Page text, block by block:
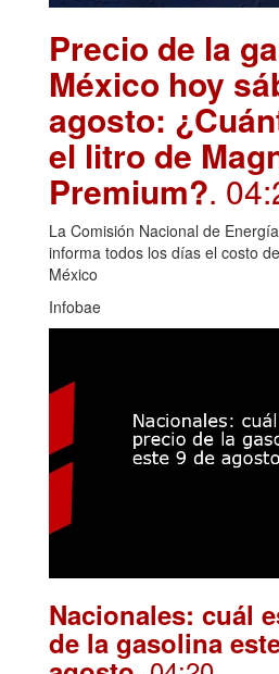
Precio de la
México hoy
agosto:
el litro de
Premium?.
La Comisión Nacional de
informa todos los días el costo
México
Infobae
Nacionales: cuál
de la gasolina